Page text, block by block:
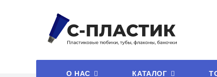
О НАС КАТАЛОГ